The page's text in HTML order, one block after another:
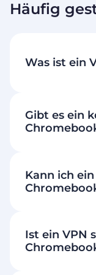
Häufig
Was ist ein
Gibt es ein
Kann ich
Ist ein VPN